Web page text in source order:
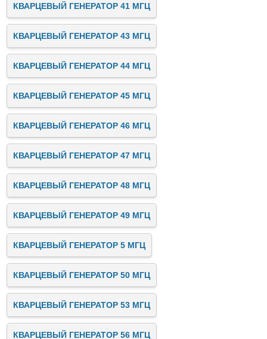
КВАРЦЕВЫЙ ГЕНЕРАТОР 41 МГЦ
КВАРЦЕВЫЙ ГЕНЕРАТОР 43 МГЦ
КВАРЦЕВЫЙ ГЕНЕРАТОР 44 МГЦ
КВАРЦЕВЫЙ ГЕНЕРАТОР 45 МГЦ
КВАРЦЕВЫЙ ГЕНЕРАТОР 46 МГЦ
КВАРЦЕВЫЙ ГЕНЕРАТОР 47 МГЦ
КВАРЦЕВЫЙ ГЕНЕРАТОР 48 МГЦ
КВАРЦЕВЫЙ ГЕНЕРАТОР 49 МГЦ
КВАРЦЕВЫЙ ГЕНЕРАТОР 5 МГЦ
КВАРЦЕВЫЙ ГЕНЕРАТОР 50 МГЦ
КВАРЦЕВЫЙ ГЕНЕРАТОР 53 МГЦ
КВАРЦЕВЫЙ ГЕНЕРАТОР 56 МГЦ